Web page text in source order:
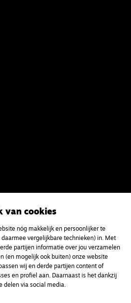
onze gratis
van cookies
nóg makkelijk en persoonlijker te
vergelijkbare technieken) in. Met
partijen informatie over jou verzamelen
(en mogelijk ook buiten) onze website
wij en derde partijen content of
en profiel aan. Daarnaast is het dankzij
delen via social media.